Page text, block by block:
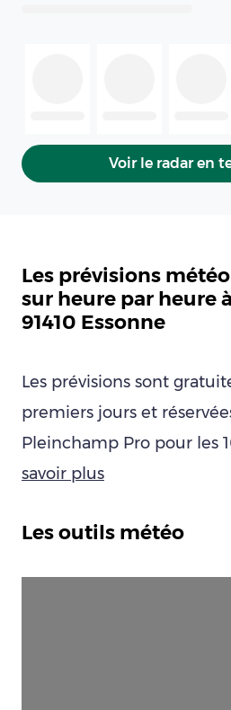
Voir le radar en
Les prévisions
sur heure par heure
91410 Essonne
Les prévisions sont
premiers jours et
Pleinchamp Pro pour les
savoir plus
Les outils météo